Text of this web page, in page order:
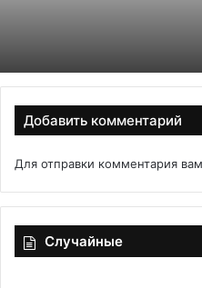
Добавить комментарий
Для отправки комментария
Случайные